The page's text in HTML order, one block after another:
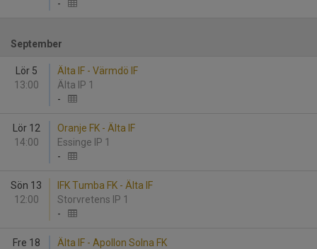
-
September
Lör 5
13:00
Älta IF - Värmdö IF
Älta IP 1
-
Lör 12
14:00
Oranje FK - Älta IF
Essinge IP 1
-
Sön 13
12:00
IFK Tumba FK - Älta IF
Storvretens IP 1
-
Fre 18
Älta IF - Apollon Solna FK